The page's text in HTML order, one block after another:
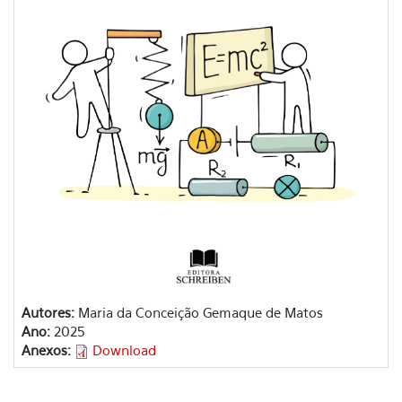
Autores: Maria da Conceição Gemaque de Matos
Ano: 2025
Anexos:
Download